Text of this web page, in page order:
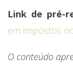
Link de pré-
em impostos
O conteúdo